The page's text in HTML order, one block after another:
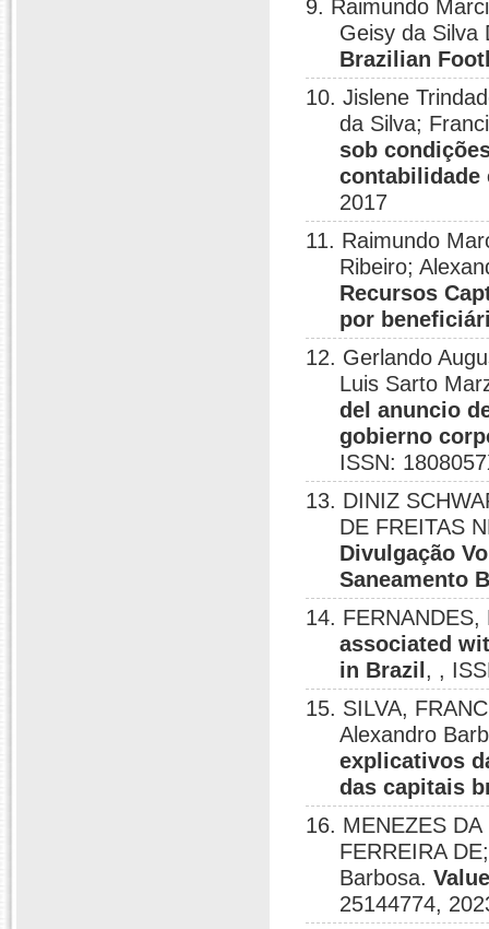
9. Raimundo
Geisy da Silva
Brazilian
10. Jislene
da Silva;
sob
contabilidade
2017
11. Raimundo
Ribeiro;
Recursos
por
12. Gerlando
Luis Sarto
del anuncio
gobierno
ISSN:
13. DINIZ
DE FREITAS
Divulgação
Saneamento
14.
associated
in Brazil , ,
15. SILVA,
Alexandro
explicativos
das capitais
16. MENEZES
FERREIRA
Barbosa.
25144774,